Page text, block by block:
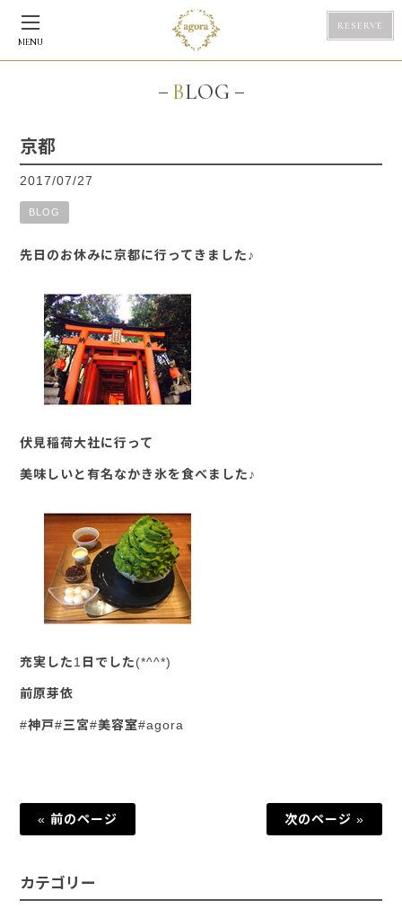
MENU
RESERVE
BLOG
京都
2017/07/27
BLOG
先日のお休みに京都に行ってきました♪
伏見稲荷大社に行って
美味しいと有名なかき氷を食べました♪
充実した1日でした(*^^*)
前原芽依
#神戸#三宮#美容室#agora
« 前のページ 次のページ »
カテゴリー